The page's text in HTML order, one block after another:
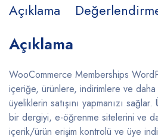
Açıklama
Açıklama
WooCommerce Memberships
içeriğe, ürünlere, indirimlere ve daha
üyeliklerin satışını yapmanızı
bir dergiyi, e-öğrenme sitelerini ve
içerik/ürün erişim kontrolü ve üye